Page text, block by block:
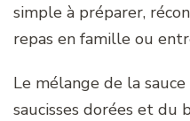
simple à préparer,
repas en famille ou
Le mélange de la
saucisses dorées et du